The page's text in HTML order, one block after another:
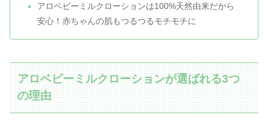
アロベビーミルクローションは100%天然由来だから
安心！赤ちゃんの肌もつるつるモチモチに
アロベビーミルクローションが選ばれる3つ
の理由